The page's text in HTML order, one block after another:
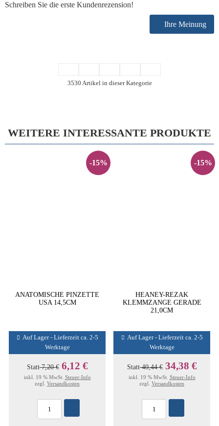
Schreiben Sie die erste Kundenrezension!
Ihre Meinung
3530 Artikel in dieser Kategorie
WEITERE INTERESSANTE PRODUKTE
-15%
ANATOMISCHE PINZETTE
USA 14,5CM
Auf Lager - Lieferzeit ca. 2-5
Werktage
Statt7,20 € 6,12 €
inkl. 19 % MwSt. Steuer-Info
zzgl. Versandkosten
-15%
HEANEY-REZAK
KLEMMZANGE GERADE
21,0CM
Auf Lager - Lieferzeit ca. 2-5
Werktage
Statt40,44 € 34,38 €
inkl. 19 % MwSt. Steuer-Info
zzgl. Versandkosten